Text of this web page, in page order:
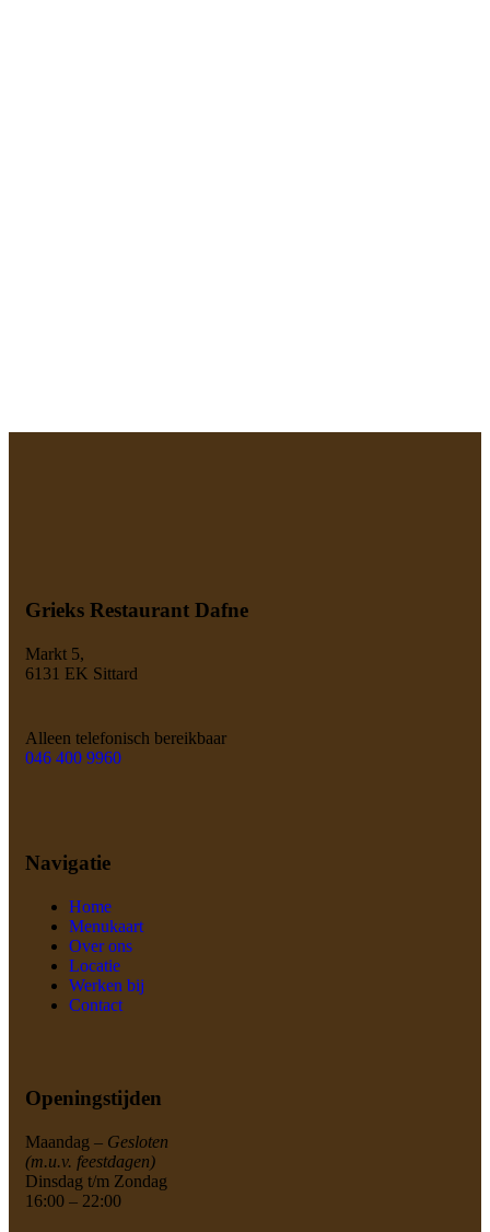
Grieks Restaurant Dafne
Markt 5,
6131 EK Sittard
Alleen telefonisch bereikbaar
046 400 9960
Navigatie
Home
Menukaart
Over ons
Locatie
Werken bij
Contact
Openingstijden
Maandag – Gesloten
(m.u.v. feestdagen)
Dinsdag t/m Zondag
16:00 – 22:00